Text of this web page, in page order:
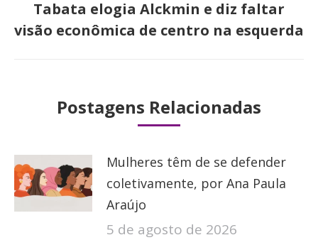
Próximo
post:
Tabata elogia Alckmin e diz faltar
visão econômica de centro na esquerda
Postagens Relacionadas
Mulheres têm de se defender
coletivamente, por Ana Paula
Araújo
5 de agosto de 2026